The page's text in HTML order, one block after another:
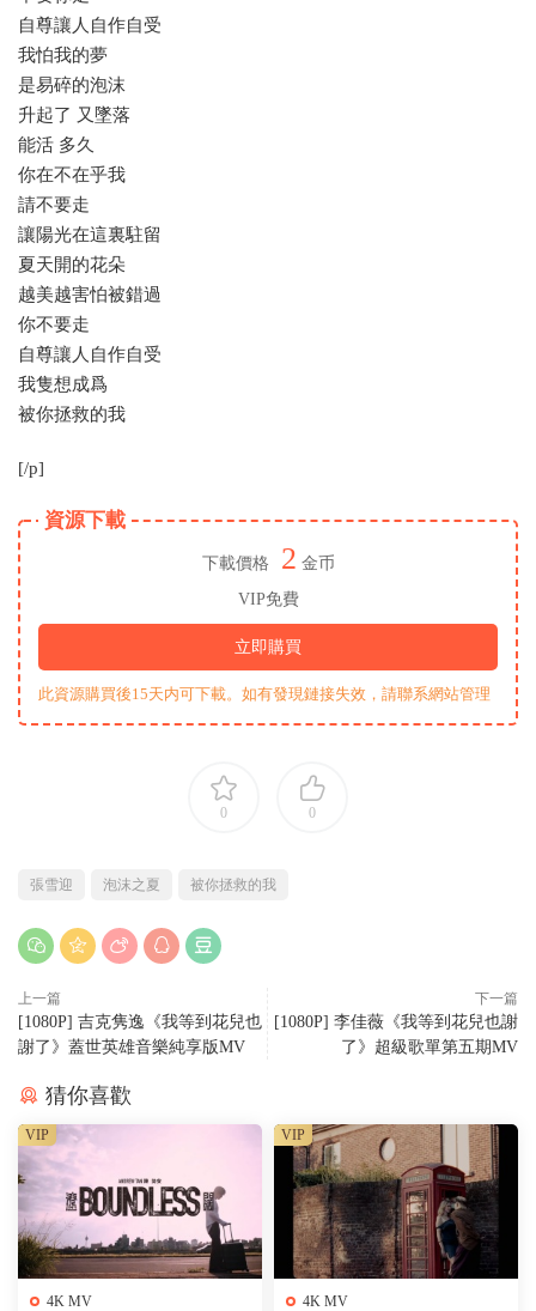
自尊讓人自作自受
我怕我的夢
是易碎的泡沫
升起了 又墜落
能活 多久
你在不在乎我
請不要走
讓陽光在這裏駐留
夏天開的花朵
越美越害怕被錯過
你不要走
自尊讓人自作自受
我隻想成爲
被你拯救的我
[/p]
資源下載
下載價格 2 金币
VIP免費
立即購買
此資源購買後15天内可下載。如有發現鏈接失效，請聯系網站管理
0 0
張雪迎 泡沫之夏 被你拯救的我
上一篇
[1080P] 吉克隽逸《我等到花兒也
謝了》蓋世英雄音樂純享版MV
下一篇
[1080P] 李佳薇《我等到花兒也謝
了》超級歌單第五期MV
猜你喜歡
4K MV
VIP
4K MV
VIP